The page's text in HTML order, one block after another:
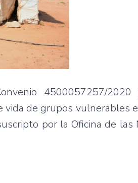
4500057257/
de grupos vulnerables
por la Oficina de